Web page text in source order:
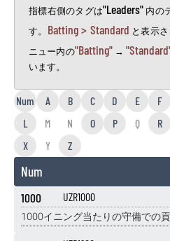
指標右側のタグは"Leaders" 内の
す。 Batting > Standard と表示
ニュー内の"Batting"→
います。
Num A B C D E F
L
M N O P Q R
X
Y Z
Num
1000 UZR1000
1000イニング当たりの守備での